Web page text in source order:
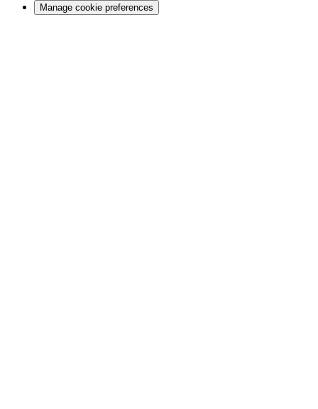
Manage cookie preferences